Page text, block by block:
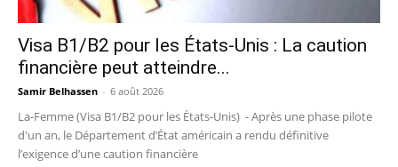
Visa B1/B2 pour les États-Unis : La caution
financière peut atteindre...
Samir Belhassen - 6 août 2026
La-Femme (Visa B1/B2 pour les États-Unis) - Après une phase pilote
d'un an, le Département d’État américain a rendu définitive
l’exigence d’une caution financière